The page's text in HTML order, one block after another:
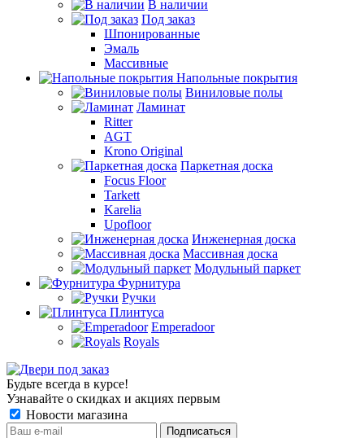
В наличии
Под заказ
Шпонированные
Эмаль
Массивные
Напольные покрытия
Виниловые полы
Ламинат
Ritter
AGT
Krono Original
Паркетная доска
Focus Floor
Tarkett
Karelia
Upofloor
Инженерная доска
Массивная доска
Модульный паркет
Фурнитура
Ручки
Плинтуса
Emperadoor
Royals
Будьте всегда в курсе!
Узнавайте о скидках и акциях первым
Новости магазина